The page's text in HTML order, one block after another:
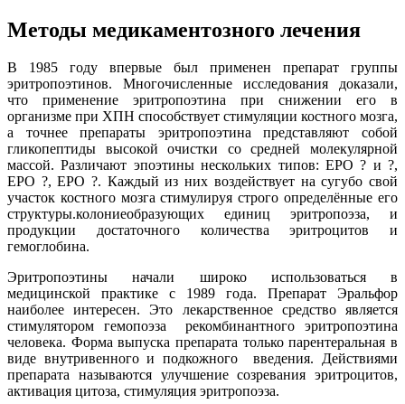
Методы медикаментозного лечения
В 1985 году впервые был применен препарат группы
эритропоэтинов. Многочисленные исследования доказали,
что применение эритропоэтина при снижении его в
организме при ХПН способствует стимуляции костного мозга,
а точнее препараты эритропоэтина представляют собой
гликопептиды высокой очистки со средней молекулярной
массой. Различают эпоэтины нескольких типов: ЕРО ? и ?,
ЕРО ?, ЕРО ?. Каждый из них воздействует на сугубо свой
участок костного мозга стимулируя строго определённые его
структуры.колониеобразующих единиц эритропоэза, и
продукции достаточного количества эритроцитов и
гемоглобина.
Эритропоэтины начали широко использоваться в
медицинской практике с 1989 года. Препарат Эральфор
наиболее интересен. Это лекарственное средство является
стимулятором гемопоэза рекомбинантного эритропоэтина
человека. Форма выпуска препарата только парентеральная в
виде внутривенного и подкожного введения. Действиями
препарата называются улучшение созревания эритроцитов,
активация цитоза, стимуляция эритропоэза.